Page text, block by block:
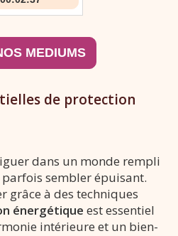
de protection
dans un monde rempli
sembler épuisant.
grâce à des techniques
énergétique est essentiel
intérieure et un bien-